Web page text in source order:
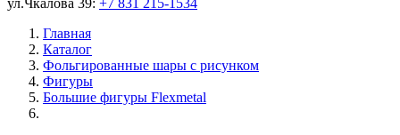
ул.Чкалова 39: +7 831 215-1534
Главная
Каталог
Фольгированные шары с рисунком
Фигуры
Большие фигуры Flexmetal